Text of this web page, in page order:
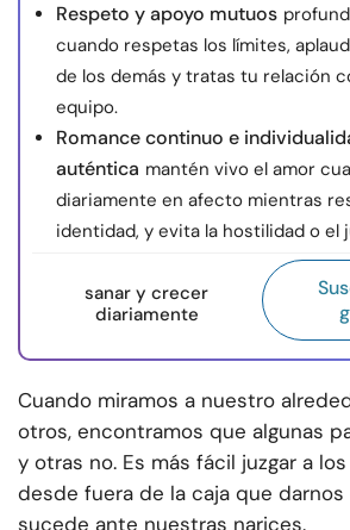
Respeto y apoyo mutuos
cuando respetas los límites,
de los demás y tratas tu relación
equipo.
Romance continuo e
auténtica mantén vivo el amor
diariamente en afecto mientras
identidad, y evita la hostilidad o
sanar y crecer
diariamente
Cuando miramos a nuestro
otros, encontramos que algunas
y otras no. Es más fácil juzgar a
desde fuera de la caja que
sucede ante nuestras narices.